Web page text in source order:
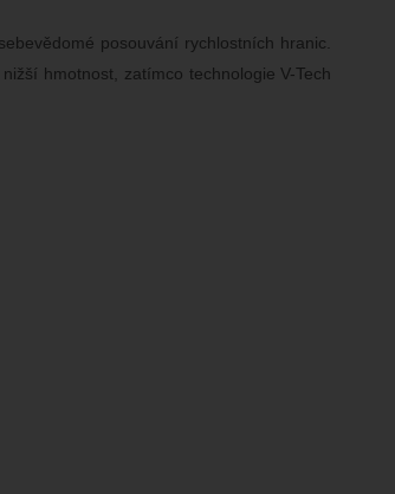
posouvání rychlostních hranic.
hmotnost, zatímco technologie V-Tech